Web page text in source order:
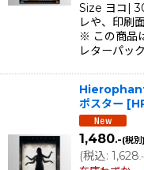
Size ヨコ|
レや、印刷
※ この商品
レターパッ
ポスター [
1,480.-(税別)
(税込: 1,628.-